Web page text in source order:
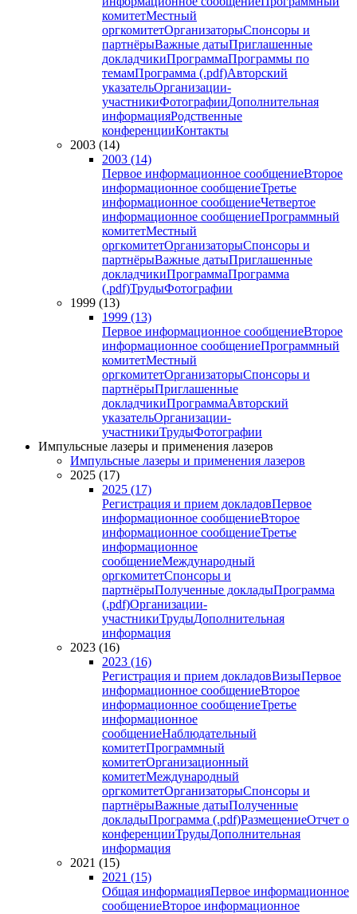
комитетМестный
оргкомитетОрганизаторыСпонсоры и
партнёрыВажные датыПриглашенные
докладчикиПрограммаПрограммы по
темамПрограмма (.pdf)Авторский
указательОрганизации-
участникиФотографииДополнительная
информацияРодственные
конференцииКонтакты
2003 (14)
2003 (14)
Первое информационное сообщениеВторое
информационное сообщениеТретье
информационное сообщениеЧетвертое
информационное сообщениеПрограммный
комитетМестный
оргкомитетОрганизаторыСпонсоры и
партнёрыВажные датыПриглашенные
докладчикиПрограммаПрограмма
(.pdf)ТрудыФотографии
1999 (13)
1999 (13)
Первое информационное сообщениеВторое
информационное сообщениеПрограммный
комитетМестный
оргкомитетОрганизаторыСпонсоры и
партнёрыПриглашенные
докладчикиПрограммаАвторский
указательОрганизации-
участникиТрудыФотографии
Импульсные лазеры и применения лазеров
Импульсные лазеры и применения лазеров
2025 (17)
2025 (17)
Регистрация и прием докладовПервое
информационное сообщениеВторое
информационное сообщениеТретье
информационное
сообщениеМеждународный
оргкомитетСпонсоры и
партнёрыПолученные докладыПрограмма
(.pdf)Организации-
участникиТрудыДополнительная
информация
2023 (16)
2023 (16)
Регистрация и прием докладовВизыПервое
информационное сообщениеВторое
информационное сообщениеТретье
информационное
сообщениеНаблюдательный
комитетПрограммный
комитетОрганизационный
комитетМеждународный
оргкомитетОрганизаторыСпонсоры и
партнёрыВажные датыПолученные
докладыПрограмма (.pdf)РазмещениеОтчет о
конференцииТрудыДополнительная
информация
2021 (15)
2021 (15)
Общая информацияПервое информационное
сообщениеВторое информационное